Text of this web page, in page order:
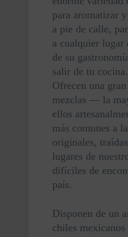
para aromatizar
a pie de calle,
a cualquier lugar
de su
salir de tu cocina.
Ofrecen una
mezclas — la
ellos
más comunes a
originales,
lugares de
difíciles de
país.
Disponen de un
chiles mexicanos